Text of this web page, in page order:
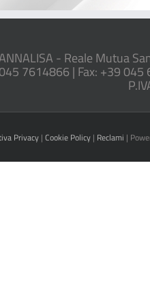
- Reale Mutua
7614866 | Fax: +39
Privacy | Cookie Policy | Reclami |